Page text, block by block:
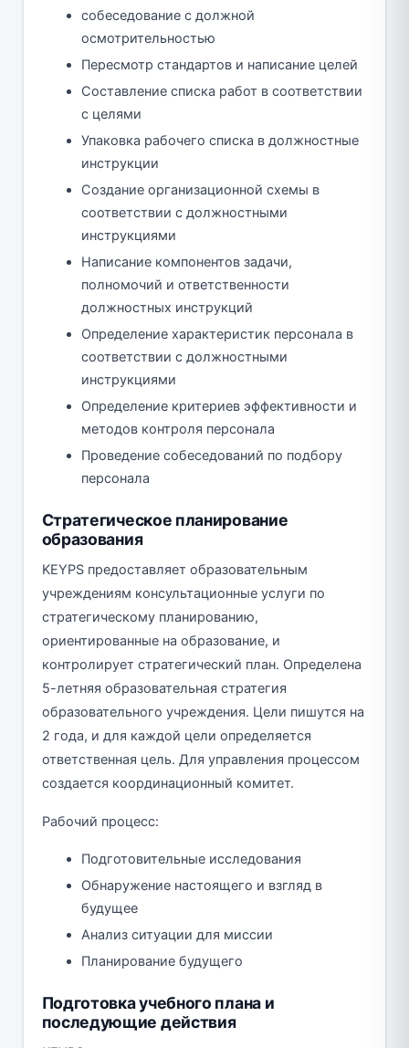
собеседование с должной
осмотрительностью
Пересмотр стандартов и написание целей
Составление списка работ в соответствии
с целями
Упаковка рабочего списка в должностные
инструкции
Создание организационной схемы в
соответствии с должностными
инструкциями
Написание компонентов задачи,
полномочий и ответственности
должностных инструкций
Определение характеристик персонала в
соответствии с должностными
инструкциями
Определение критериев эффективности и
методов контроля персонала
Проведение собеседований по подбору
персонала
Стратегическое планирование
образования
KEYPS предоставляет образовательным
учреждениям консультационные услуги по
стратегическому планированию,
ориентированные на образование, и
контролирует стратегический план. Определена
5-летняя образовательная стратегия
образовательного учреждения. Цели пишутся на
2 года, и для каждой цели определяется
ответственная цель. Для управления процессом
создается координационный комитет.
Рабочий процесс:
Подготовительные исследования
Обнаружение настоящего и взгляд в
будущее
Анализ ситуации для миссии
Планирование будущего
Подготовка учебного плана и
последующие действия